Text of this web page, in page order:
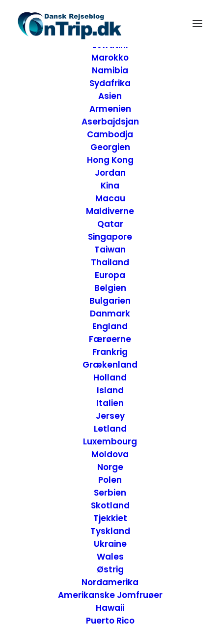
Destinationer
Afrika
Eswatini
Marokko
Namibia
Sydafrika
Asien
Armenien
Aserbajdsjan
Cambodja
Georgien
Hong Kong
Jordan
Kina
Macau
Maldiverne
Qatar
Singapore
Taiwan
Thailand
Europa
Belgien
Bulgarien
Danmark
England
Færøerne
Frankrig
Grækenland
Holland
Island
Italien
Jersey
Letland
Luxembourg
Moldova
Norge
Polen
Serbien
Skotland
Tjekkiet
Tyskland
Ukraine
Wales
Østrig
Nordamerika
Amerikanske Jomfruøer
Hawaii
Puerto Rico
Massachuetts
Anmeldelse af Sheraton Boston Hotel – Boston,
USA - Øst Boston - Massachusetts
31. januar 2017